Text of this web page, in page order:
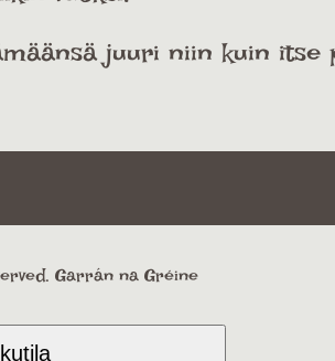
juuri niin kuin itse
Garrán na Gréine